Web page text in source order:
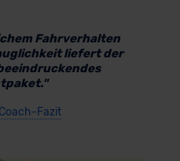
Fahrverhalten
liefert der
Fazit